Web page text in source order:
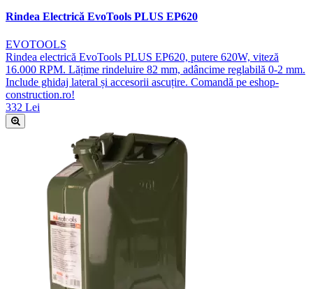
Rindea Electrică EvoTools PLUS EP620
EVOTOOLS
Rindea electrică EvoTools PLUS EP620, putere 620W, viteză
16.000 RPM. Lățime rindeluire 82 mm, adâncime reglabilă 0-2 mm.
Include ghidaj lateral și accesorii ascuțire. Comandă pe eshop-
construction.ro!
332 Lei